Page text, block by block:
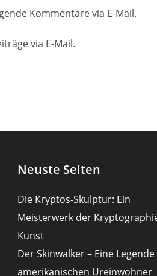
Mail-
Adresse
Kommentare via E-Mail.
via E-Mail.
Neuste Seiten
Die Kryptos-Skulptur: Ein
Meisterwerk der
Kunst
Der Skinwalker – Eine
amerikanischen Ureinwohner